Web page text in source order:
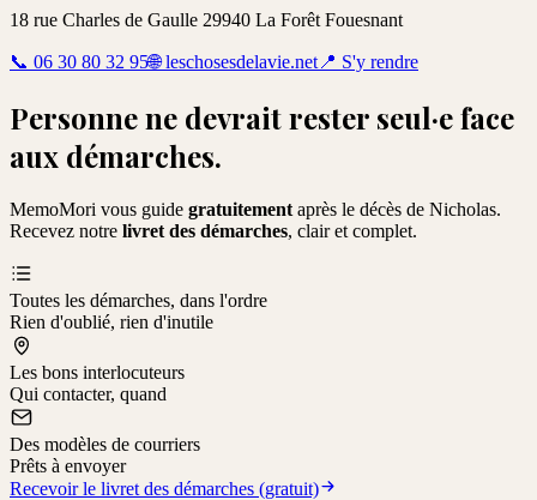
18 rue Charles de Gaulle 29940 La Forêt Fouesnant
📞 06 30 80 32 95🌐 leschosesdelavie.net 📍 S'y rendre
Personne ne devrait rester seul·e face
aux démarches.
MemoMori vous guide gratuitement après le décès de Nicholas.
Recevez notre livret des démarches, clair et complet.
Toutes les démarches, dans l'ordre
Rien d'oublié, rien d'inutile
Les bons interlocuteurs
Qui contacter, quand
Des modèles de courriers
Prêts à envoyer
Recevoir le livret des démarches (gratuit)